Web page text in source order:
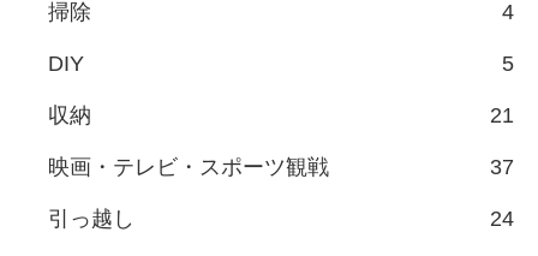
掃除 4
DIY 5
収納 21
映画・テレビ・スポーツ観戦 37
引っ越し 24